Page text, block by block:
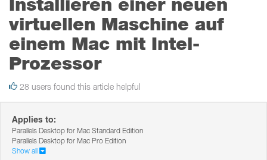
virtuellen Maschine auf
einem Mac mit Intel-
Prozessor
28 users found this article helpful
Applies to:
Parallels Desktop for Mac Standard Edition
Parallels Desktop for Mac Pro Edition
Show all